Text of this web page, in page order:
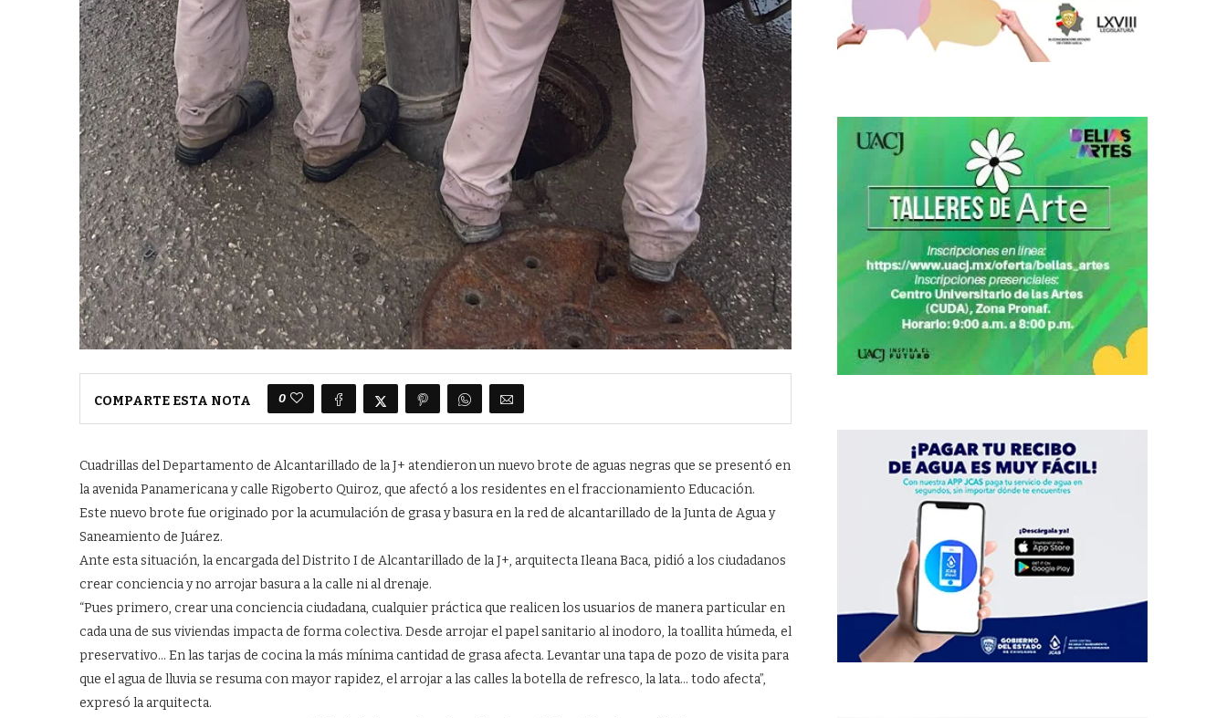
COMPARTE ESTA NOTA 0
Cuadrillas del Departamento de Alcantarillado de la J+ atendieron un nuevo brote de aguas negras que se presentó en
la avenida Panamericana y calle Rigoberto Quiroz, que afectó a los residentes en el fraccionamiento Educación.
Este nuevo brote fue originado por la acumulación de grasa y basura en la red de alcantarillado de la Junta de Agua y
Saneamiento de Juárez.
Ante esta situación, la encargada del Distrito I de Alcantarillado de la J+, arquitecta Ileana Baca, pidió a los ciudadanos
crear conciencia y no arrojar basura a la calle ni al drenaje.
“Pues primero, crear una conciencia ciudadana, cualquier práctica que realicen los usuarios de manera particular en
cada una de sus viviendas impacta de forma colectiva. Desde arrojar el papel sanitario al inodoro, la toallita húmeda, el
preservativo… En las tarjas de cocina la más mínima cantidad de grasa afecta. Levantar una tapa de pozo de visita para
que el agua de lluvia se resuma con mayor rapidez, el arrojar a las calles la botella de refresco, la lata… todo afecta”,
expresó la arquitecta.